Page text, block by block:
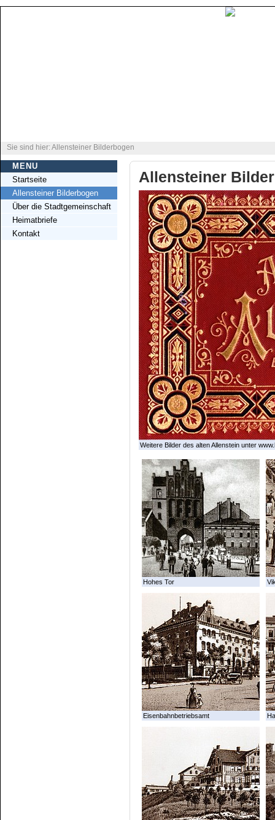
Sie sind hier: Allensteiner Bilderbogen
MENU
Startseite
Allensteiner Bilderbogen
Über die Stadtgemeinschaft
Heimatbriefe
Kontakt
Allensteiner
Weitere Bilder des alten Allenstein unter
Hohes Tor
Eisenbahnbetriebsamt